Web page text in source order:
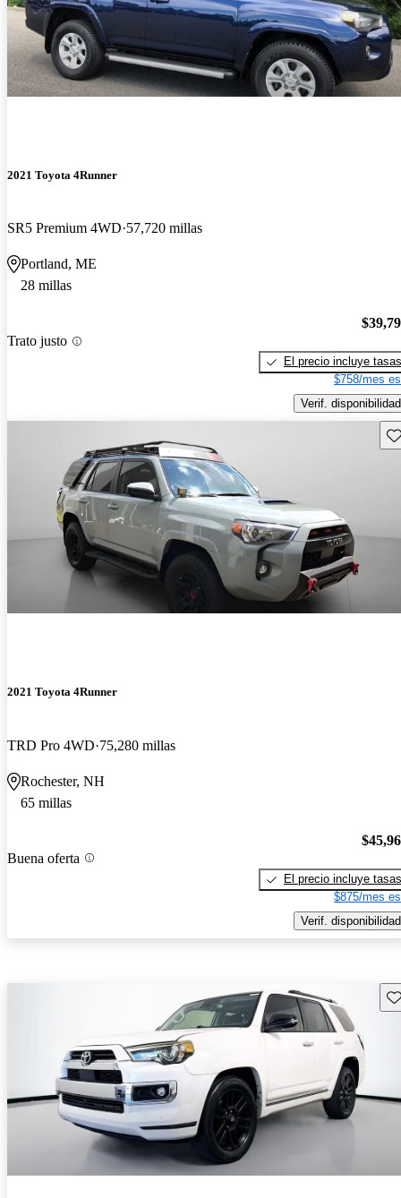
2021 Toyota 4Runner
SR5 Premium 4WD 57,720 millas
Portland, ME
28 millas
Trato justo
El precio incluye tasas
$758/mes
Verif. disponibilidad
2021 Toyota 4Runner
TRD Pro 4WD 75,280 millas
Rochester, NH
65 millas
Buena oferta
El precio incluye tasas
$875/mes
Verif. disponibilidad